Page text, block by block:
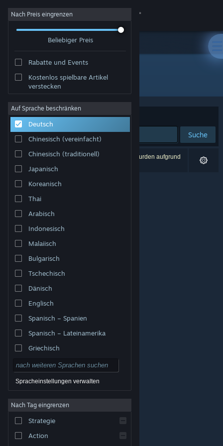
Anmelden
Info
Support
Sprache ändern
Steam-Mobile-App herunterladen
Desktopversion anzeigen
© Valve Corporation. Alle Rechte vorbehalten. Alle
USA und anderen Ländern.
Rechtliches
Barrierefreiheit
Nutzungsvertrag
Nach Preis eingrenzen
Beliebiger Preis
Rabatte und Events
Kostenlos spielbare Artikel
verstecken
Auf Sprache beschränken
Deutsch
Chinesisch (vereinfacht)
Chinesisch (traditionell)
Japanisch
Koreanisch
Thai
Arabisch
Indonesisch
Malaiisch
Bulgarisch
Tschechisch
Dänisch
Englisch
Spanisch – Spanien
Spanisch – Lateinamerika
Griechisch
Spracheinstellungen verwalten
Nach Tag eingrenzen
Strategie
Action
Entwickler: SukeraSparo
Sortieren nach Relevanz
Suche
0 Ergebnisse entsprechen Ihrer Suche. 3 Titel wurden aufgrund
Ihrer Einstellungen ausgeschlossen.